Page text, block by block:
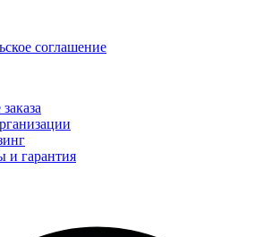
соглашение
и гарантия